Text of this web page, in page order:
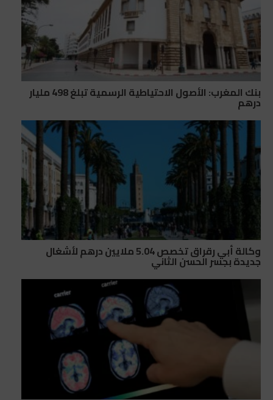
بنك المغرب: الأصول الاحتياطية الرسمية تبلغ 498 مليار
درهم
وكالة أبي رقراق تخصص 5.04 ملايين درهم لأشغال
جديدة بجسر الحسن الثاني